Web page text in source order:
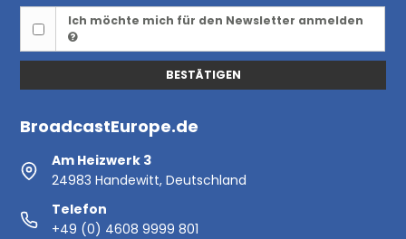
Ich möchte mich für den Newsletter anmelden
BESTÄTIGEN
BroadcastEurope.de
Am Heizwerk 3
24983 Handewitt, Deutschland
Telefon
+49 (0) 4608 9999 801